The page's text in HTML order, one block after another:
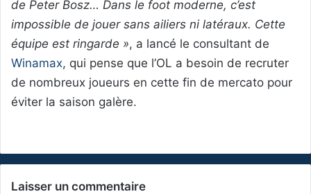
de Peter Bosz… Dans le foot moderne, c’est
impossible de jouer sans ailiers ni latéraux. Cette
équipe est ringarde », a lancé le consultant de
Winamax, qui pense que l’OL a besoin de recruter
de nombreux joueurs en cette fin de mercato pour
éviter la saison galère.
Laisser un commentaire